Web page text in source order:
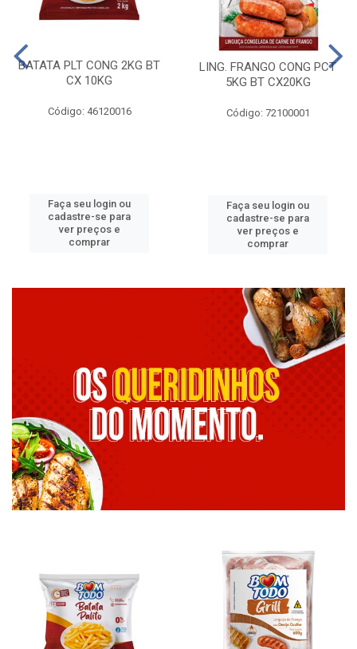
BATATA PLT CONG 2KG BT
CX 10KG
Código: 46120016
Faça seu login ou
cadastre-se para
ver preços e
comprar
LING. FRANGO CONG PCT
5KG BT CX20KG
Código: 72100001
Faça seu login ou
cadastre-se para
ver preços e
comprar